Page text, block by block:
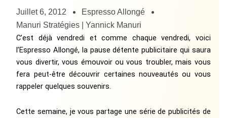
Juillet 6, 2012
Espresso Allongé
Manuri Stratégies | Yannick Manuri
C’est déjà vendredi et comme chaque vendredi, voici
l’Espresso Allongé, la pause détente publicitaire qui saura
vous divertir, vous émouvoir ou vous troubler, mais vous
fera peut-être découvrir certaines nouveautés ou vous
rappeler quelques souvenirs.
Cette semaine, je vous partage une série de publicités de